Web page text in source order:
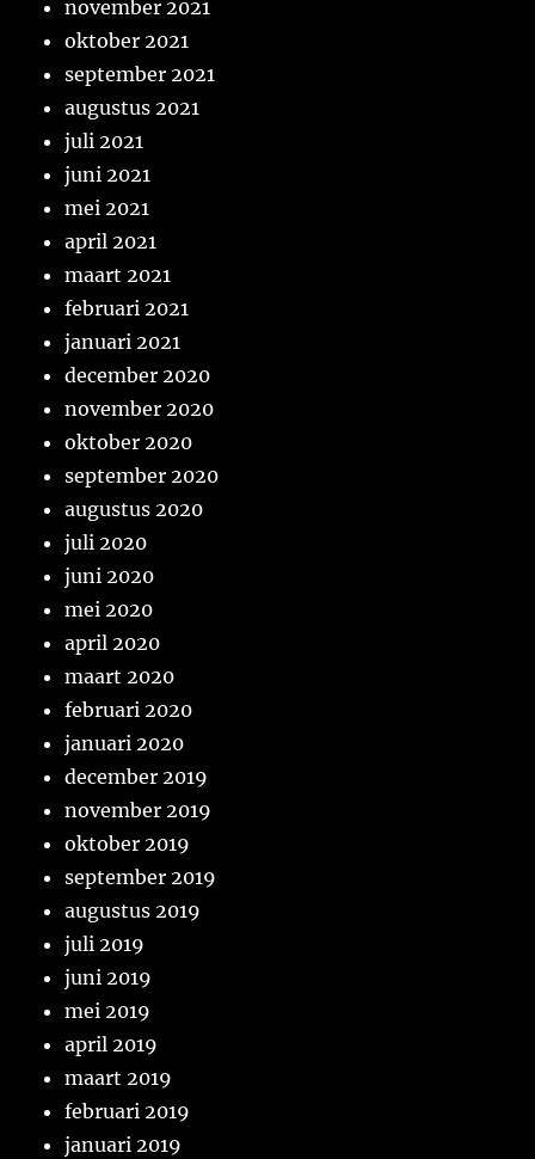
november 2021
oktober 2021
september 2021
augustus 2021
juli 2021
juni 2021
mei 2021
april 2021
maart 2021
februari 2021
januari 2021
december 2020
november 2020
oktober 2020
september 2020
augustus 2020
juli 2020
juni 2020
mei 2020
april 2020
maart 2020
februari 2020
januari 2020
december 2019
november 2019
oktober 2019
september 2019
augustus 2019
juli 2019
juni 2019
mei 2019
april 2019
maart 2019
februari 2019
januari 2019